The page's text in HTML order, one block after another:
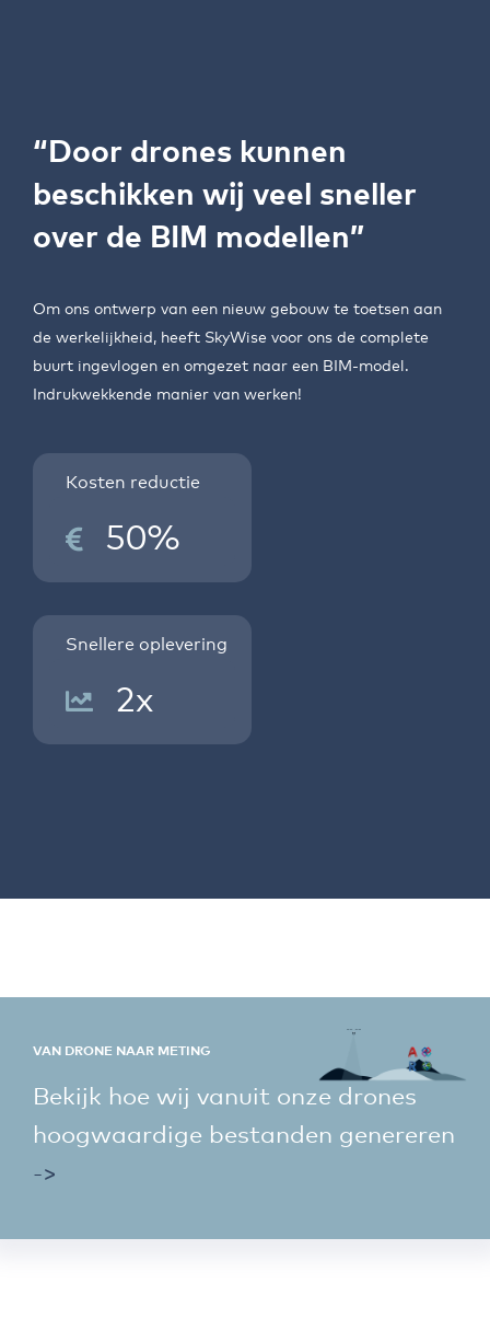
“Door drones kunnen
beschikken wij veel sneller
over de BIM modellen”
Om ons ontwerp van een nieuw gebouw te toetsen aan
de werkelijkheid, heeft SkyWise voor ons de complete
buurt ingevlogen en omgezet naar een BIM-model.
Indrukwekkende manier van werken!
Kosten reductie
50%
Snellere oplevering
2x
VAN DRONE NAAR METING
Bekijk hoe wij vanuit onze drones
hoogwaardige bestanden genereren
->